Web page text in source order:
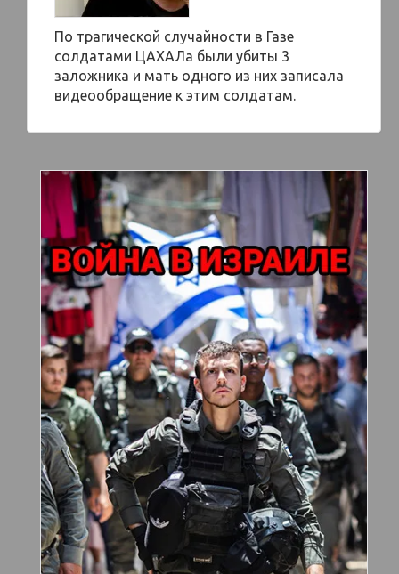
По трагической случайности в Газе
солдатами ЦАХАЛа были убиты 3
заложника и мать одного из них записала
видеообращение к этим солдатам.